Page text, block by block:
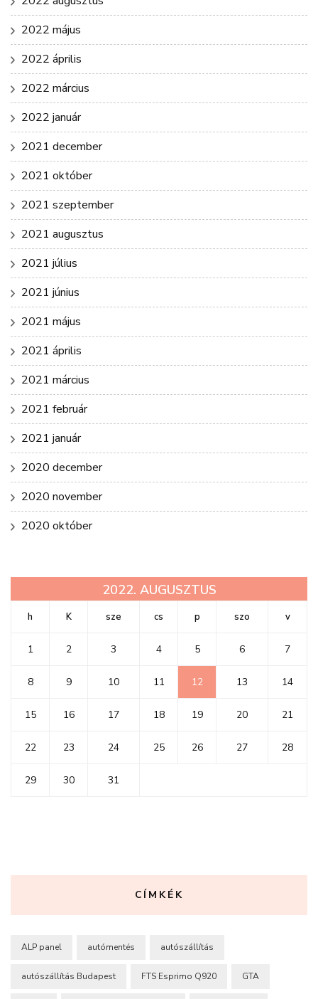
2022 május
2022 április
2022 március
2022 január
2021 december
2021 október
2021 szeptember
2021 augusztus
2021 július
2021 június
2021 május
2021 április
2021 március
2021 február
2021 január
2020 december
2020 november
2020 október
2022. AUGUSZTUS
h K sze cs p szo v
1 2 3 4 5 6 7
8 9 10 11 12 13 14
15 16 17 18 19 20 21
22 23 24 25 26 27 28
29 30 31
CÍMKÉK
ALP panel autómentés autószállítás
autószállítás Budapest FTS Esprimo Q920 GTA